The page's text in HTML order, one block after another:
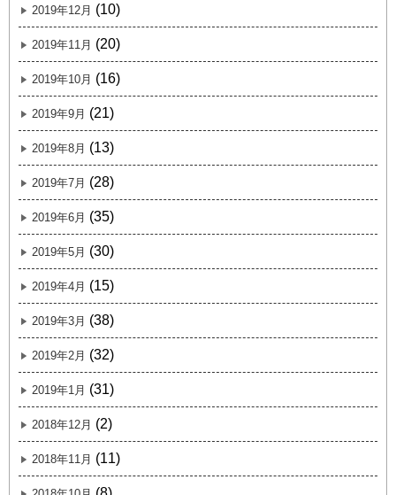
2019年12月 (10)
2019年11月 (20)
2019年10月 (16)
2019年9月 (21)
2019年8月 (13)
2019年7月 (28)
2019年6月 (35)
2019年5月 (30)
2019年4月 (15)
2019年3月 (38)
2019年2月 (32)
2019年1月 (31)
2018年12月 (2)
2018年11月 (11)